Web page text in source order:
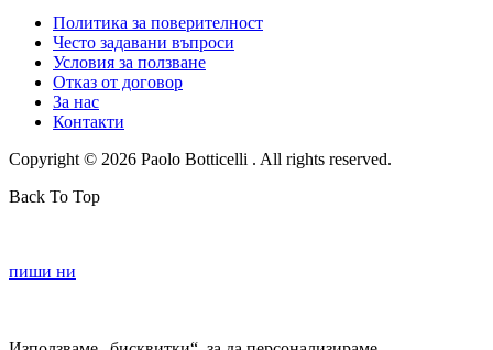
Политика за поверителност
Често задавани въпроси
Условия за ползване
Отказ от договор
За нас
Контакти
Copyright © 2026 Paolo Botticelli . All rights reserved.
Back To Top
пиши ни